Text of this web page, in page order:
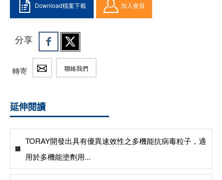
Download檔案下載 加入會員
分享
轉寄 聯絡我們
延伸閱讀
TORAY開發出具有優異速效性之多機能抗病毒粒子，適
用於多機能塗劑用...